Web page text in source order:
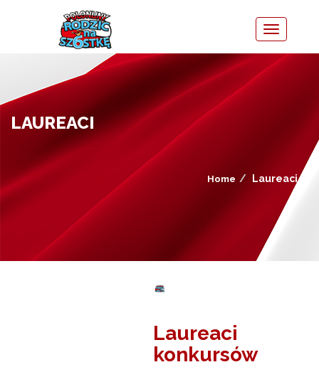
LAUREACI
Home Laureaci
Laureaci
konkursów